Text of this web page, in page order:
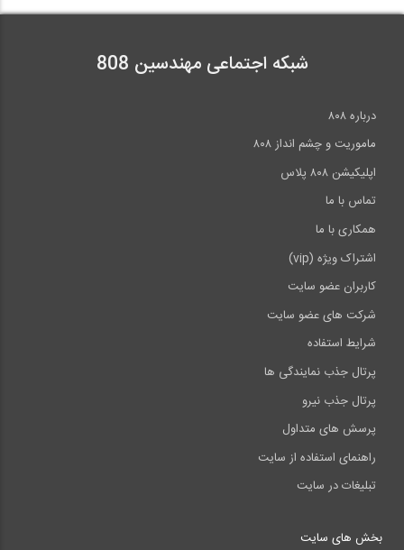
شبکه اجتماعی مهندسین 808
درباره ۸۰۸
ماموریت و چشم انداز ۸۰۸
اپلیکیشن ۸۰۸ پلاس
تماس با ما
همکاری با ما
اشتراک ویژه (vip)
کاربران عضو سایت
شرکت های عضو سایت
شرایط استفاده
پرتال جذب نمایندگی ها
پرتال جذب نیرو
پرسش های متداول
راهنمای استفاده از سایت
تبلیغات در سایت
بخش های سایت